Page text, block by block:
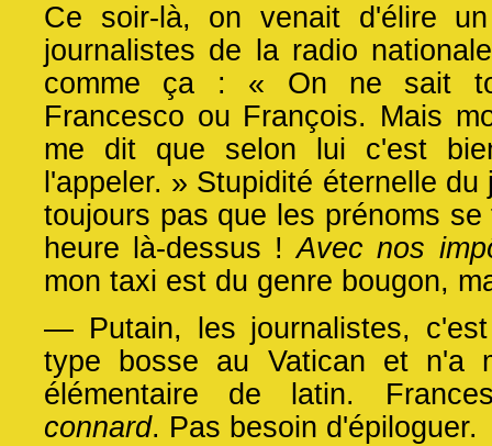
Ce soir-là, on venait d'élire
journalistes de la radio
comme ça : « On ne sait
Francesco ou François. Mais
me dit que selon lui c'est
l'appeler. » Stupidité éternelle
toujours pas que les prénoms
heure là-dessus !Avec nos
mon taxi est du genre bougon,
— Putain, les journalistes,
type bosse au Vatican et n'a
élémentaire de latin.
connard. Pas besoin d'épiloguer.